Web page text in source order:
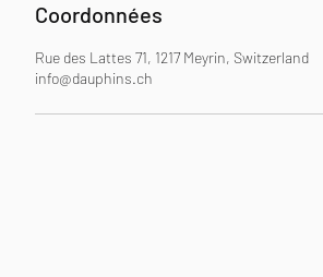
Coordonnées
Rue des Lattes 71, 1217 Meyrin, Switzerland
info@dauphins.ch